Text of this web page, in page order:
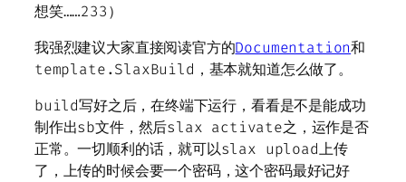
想笑……233）
我强烈建议大家直接阅读官方的Documentation和
template.SlaxBuild，基本就知道怎么做了。
build写好之后，在终端下运行，看看是不是能成功
制作出sb文件，然后slax activate之，运作是否
正常。一切顺利的话，就可以slax upload上传
了，上传的时候会要一个密码，这个密码最好记好